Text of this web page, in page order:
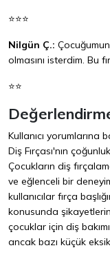
⭐⭐⭐
Nilgün Ç.:
olmasını isterdim. Bu
⭐⭐
Kullanıcı yorumlarına
Diş Fırçası'nın
Çocukların diş
ve eğlenceli bir
kullanıcılar fırça
konusunda
çocuklar için diş
ancak bazı küçük